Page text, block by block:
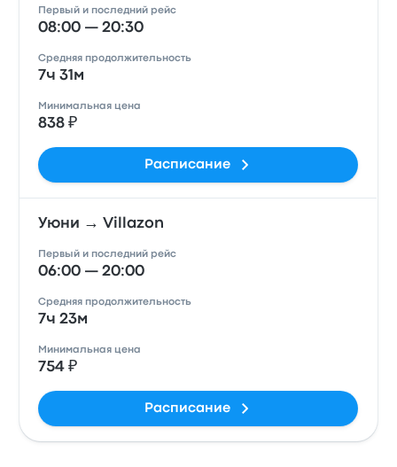
Первый и последний рейс
08:00 — 20:30
Средняя продолжительность
7ч 31м
Минимальная цена
838 ₽
Расписание
Уюни → Villazon
Первый и последний рейс
06:00 — 20:00
Средняя продолжительность
7ч 23м
Минимальная цена
754 ₽
Расписание